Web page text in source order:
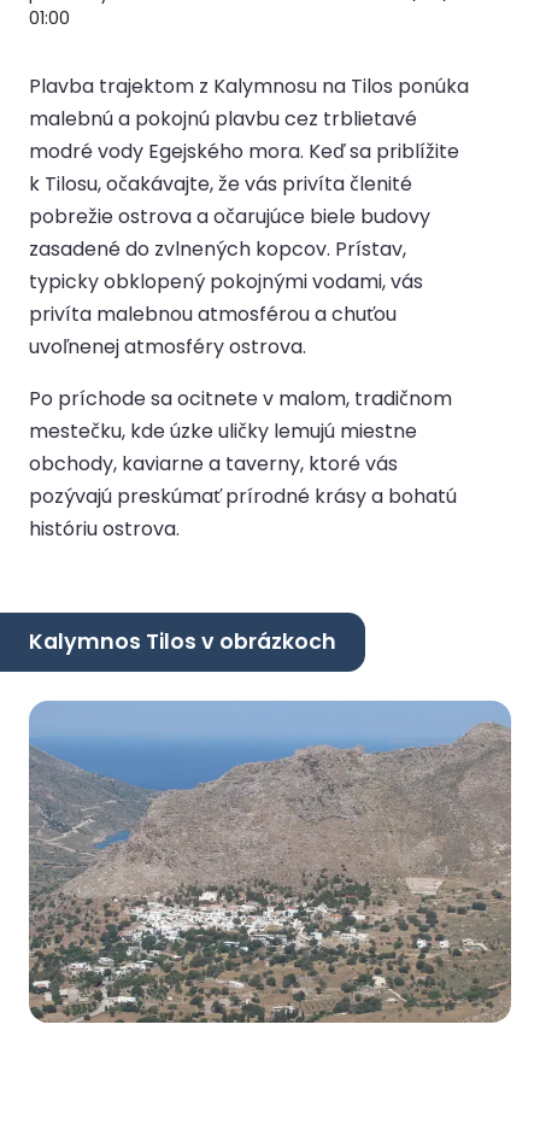
01:00
Plavba trajektom z Kalymnosu na Tilos ponúka
malebnú a pokojnú plavbu cez trblietavé
modré vody Egejského mora. Keď sa priblížite
k Tilosu, očakávajte, že vás privíta členité
pobrežie ostrova a očarujúce biele budovy
zasadené do zvlnených kopcov. Prístav,
typicky obklopený pokojnými vodami, vás
privíta malebnou atmosférou a chuťou
uvoľnenej atmosféry ostrova.
Po príchode sa ocitnete v malom, tradičnom
mestečku, kde úzke uličky lemujú miestne
obchody, kaviarne a taverny, ktoré vás
pozývajú preskúmať prírodné krásy a bohatú
históriu ostrova.
Kalymnos Tilos v obrázkoch